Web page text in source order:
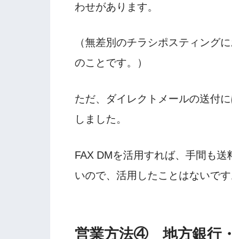
わせがあります。
（無差別のチラシポスティング
のことです。）
ただ、ダイレクトメールの送付
しました。
FAX DMを活用すれば、手間も
いので、活用したことはないです
営業方法④ 地方銀行